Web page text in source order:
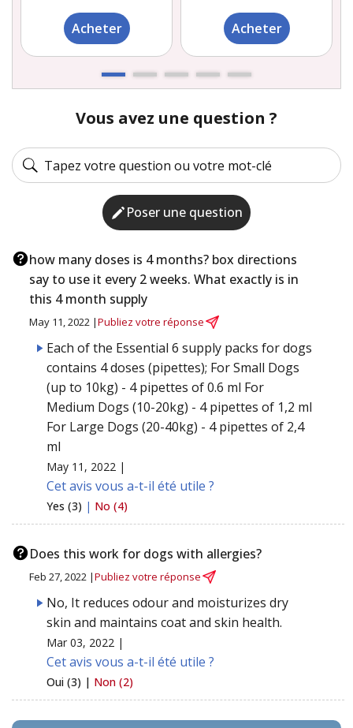
Acheter Acheter
Vous avez une question ?
Poser une question
how many doses is 4 months? box directions
say to use it every 2 weeks. What exactly is in
this 4 month supply
May 11, 2022 |Publiez votre réponse
Each of the Essential 6 supply packs for dogs
contains 4 doses (pipettes); For Small Dogs
(up to 10kg) - 4 pipettes of 0.6 ml For
Medium Dogs (10-20kg) - 4 pipettes of 1,2 ml
For Large Dogs (20-40kg) - 4 pipettes of 2,4
ml
May 11, 2022 |
Cet avis vous a-t-il été utile ?
Yes (3) | No (4)
Does this work for dogs with allergies?
Feb 27, 2022 |Publiez votre réponse
No, It reduces odour and moisturizes dry
skin and maintains coat and skin health.
Mar 03, 2022 |
Cet avis vous a-t-il été utile ?
Oui (3) | Non (2)